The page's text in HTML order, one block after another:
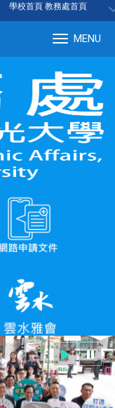
學校首頁 教務處首頁
MENU